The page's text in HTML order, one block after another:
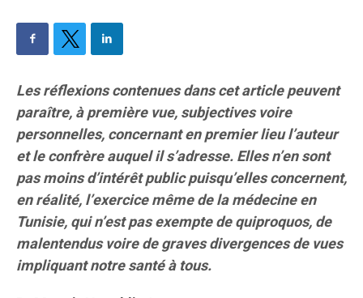
Les réflexions contenues dans cet article peuvent
paraître, à première vue, subjectives voire
personnelles, concernant en premier lieu l’auteur
et le confrère auquel il s’adresse. Elles n’en sont
pas moins d’intérêt public puisqu’elles concernent,
en réalité, l’exercice même de la médecine en
Tunisie, qui n’est pas exempte de quiproquos, de
malentendus voire de graves divergences de vues
impliquant notre santé à tous.